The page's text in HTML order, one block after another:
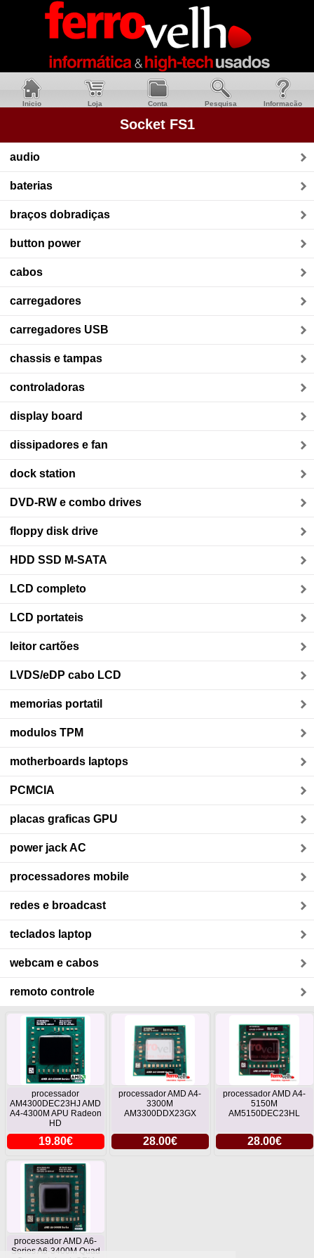
Inicio Loja Conta Pesquisa Informacão
Socket FS1
audio
baterias
braços dobradiças
button power
cabos
carregadores
carregadores USB
chassis e tampas
controladoras
display board
dissipadores e fan
dock station
DVD-RW e combo drives
floppy disk drive
HDD SSD M-SATA
LCD completo
LCD portateis
leitor cartões
LVDS/eDP cabo LCD
memorias portatil
modulos TPM
motherboards laptops
PCMCIA
placas graficas GPU
power jack AC
processadores mobile
redes e broadcast
teclados laptop
webcam e cabos
remoto controle
processador
AM4300DEC23HJ AMD
A4-4300M APU Radeon
HD
19.80€
processador AMD A4-
3300M
AM3300DDX23GX
28.00€
processador AMD A4-
5150M
AM5150DEC23HL
28.00€
processador AMD A6-
Series A6-3400M Quad